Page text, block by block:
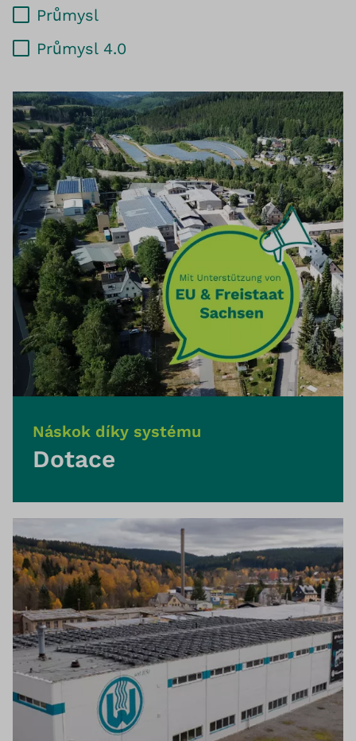
Průmysl
Průmysl 4.0
Náskok díky systému
Dotace